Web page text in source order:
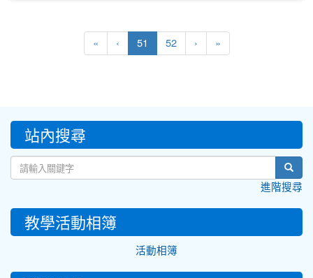
« ‹ 51 (current)
52 › »
::: 站內搜尋
進階搜尋
教學活動相簿
活動相簿